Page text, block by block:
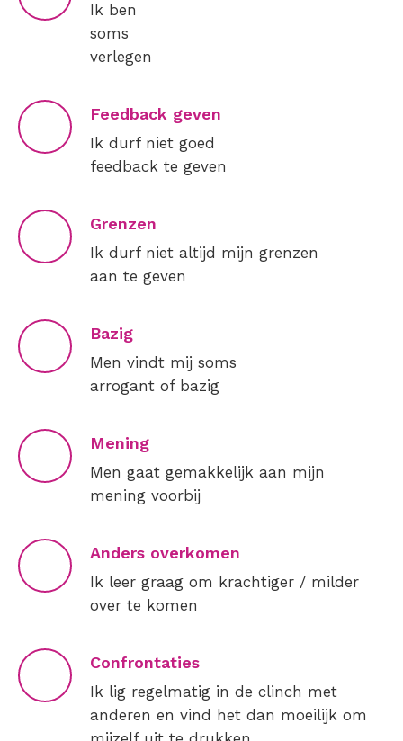
Ik ben
soms
verlegen
Feedback geven
Ik durf niet goed
feedback te geven
Grenzen
Ik durf niet altijd mijn grenzen
aan te geven
Bazig
Men vindt mij soms
arrogant of bazig
Mening
Men gaat gemakkelijk aan mijn
mening voorbij
Anders overkomen
Ik leer graag om krachtiger / milder
over te komen
Confrontaties
Ik lig regelmatig in de clinch met
anderen en vind het dan moeilijk om